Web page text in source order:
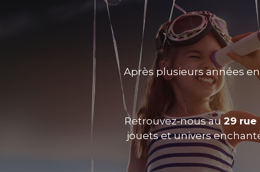
Après plusieurs années
Retrouvez-nous au29 rue
jouets et univers